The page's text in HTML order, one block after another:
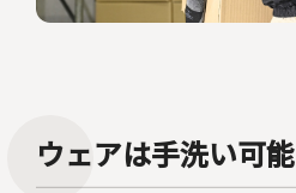
ウェアは手洗い可能